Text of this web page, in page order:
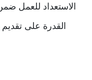
الاستعداد للعمل
القدرة على تقديم